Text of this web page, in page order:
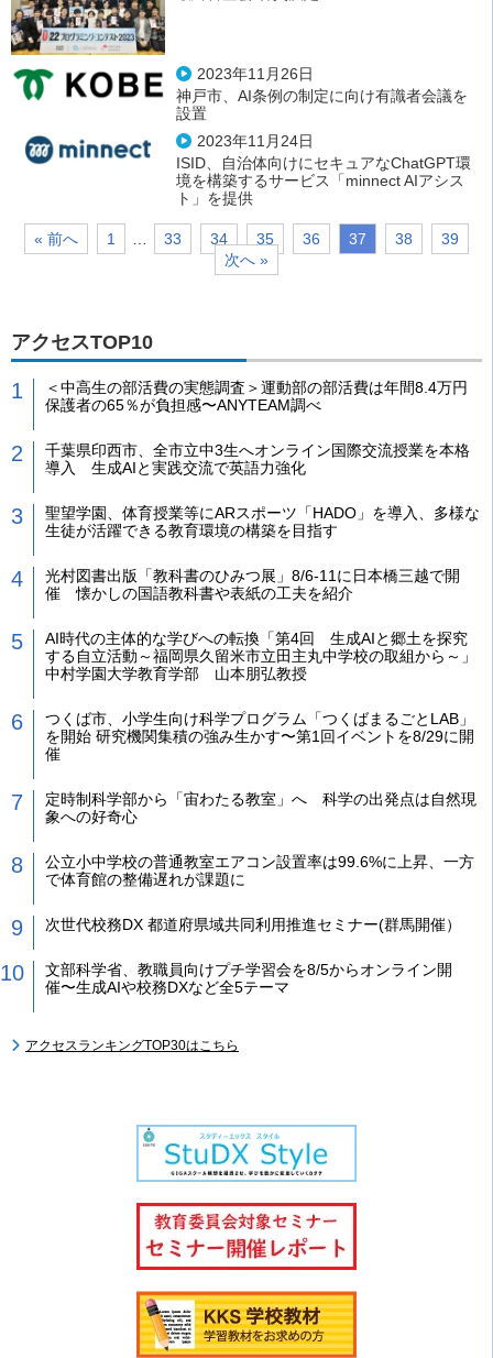
2023年11月26日
神戸市、AI条例の制定に向け有識者会議を
設置
2023年11月24日
ISID、自治体向けにセキュアなChatGPT環
境を構築するサービス「minnect AIアシス
ト」を提供
« 前へ 1 … 33 34 35 36 37 38
39
次へ »
アクセスTOP10
＜中高生の部活費の実態調査＞運動部の部活費は年間8.4万円
保護者の65％が負担感〜ANYTEAM調べ
千葉県印西市、全市立中3生へオンライン国際交流授業を本格
導入 生成AIと実践交流で英語力強化
聖望学園、体育授業等にARスポーツ「HADO」を導入、多様な
生徒が活躍できる教育環境の構築を目指す
光村図書出版「教科書のひみつ展」8/6-11に日本橋三越で開
催 懐かしの国語教科書や表紙の工夫を紹介
AI時代の主体的な学びへの転換「第4回 生成AIと郷土を探究
する自立活動～福岡県久留米市立田主丸中学校の取組から～」
中村学園大学教育学部 山本朋弘教授
つくば市、小学生向け科学プログラム「つくばまるごとLAB」
を開始 研究機関集積の強み生かす〜第1回イベントを8/29に開
催
定時制科学部から「宙わたる教室」へ 科学の出発点は自然現
象への好奇心
公立小中学校の普通教室エアコン設置率は99.6%に上昇、一方
で体育館の整備遅れが課題に
次世代校務DX 都道府県域共同利用推進セミナー(群馬開催）
文部科学省、教職員向けプチ学習会を8/5からオンライン開
催〜生成AIや校務DXなど全5テーマ
アクセスランキングTOP30はこちら